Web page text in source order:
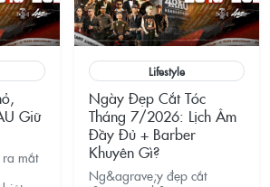
Giữ
mắt
Lifestyle
Ngày Đẹp Cắt Tóc
Tháng 7/2026: Lịch Âm
Đầy Đủ + Barber
Khuyên Gì?
Ng&agrave;y đẹp cắt